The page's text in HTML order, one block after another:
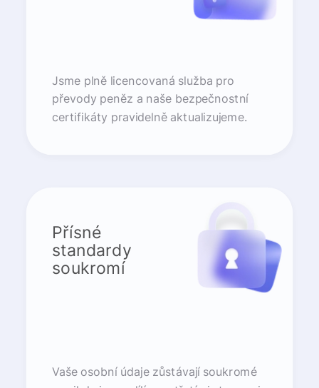
Jsme plně licencovaná služba pro
převody peněz a naše bezpečnostní
certifikáty pravidelně aktualizujeme.
Přísné
standardy
soukromí
Vaše osobní údaje zůstávají soukromé